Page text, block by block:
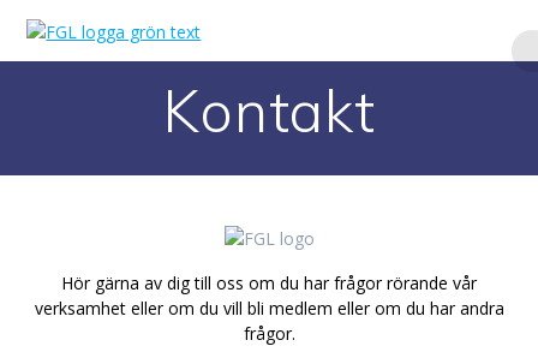
innehåll
Kontakt
Hör gärna av dig till oss om du har frågor rörande vår
verksamhet eller om du vill bli medlem eller om du har andra
frågor.